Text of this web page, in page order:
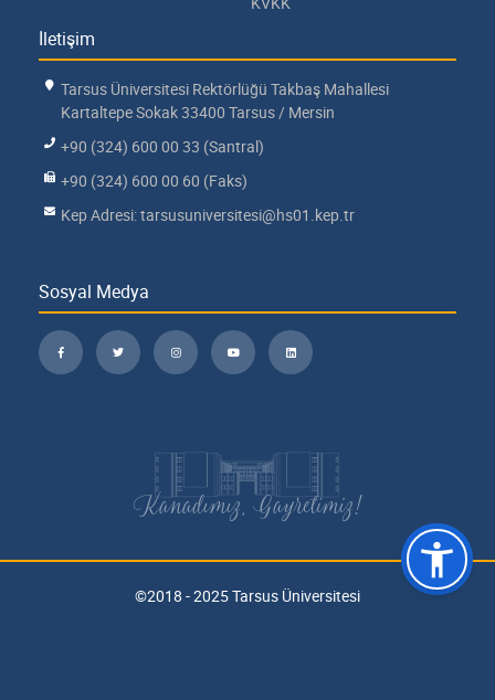
İletişim
Tarsus Üniversitesi Rektörlüğü Takbaş Mahallesi
Kartaltepe Sokak 33400 Tarsus / Mersin
+90 (324) 600 00 33 (Santral)
+90 (324) 600 00 60 (Faks)
Kep Adresi: tarsusuniversitesi@hs01.kep.tr
Sosyal Medya
Kanadımız, Gayretimiz!
©2018 - 2025 Tarsus Üniversitesi